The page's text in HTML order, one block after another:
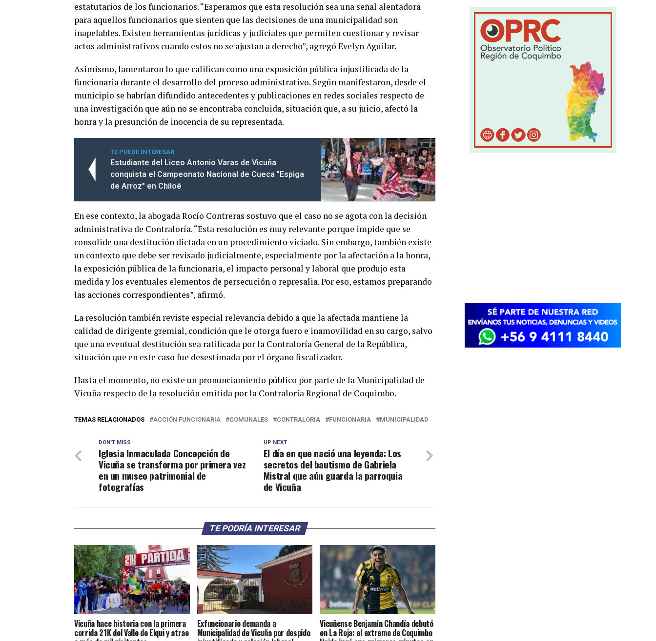
estatutarios de los funcionarios. “Esperamos que esta resolución sea una señal alentadora
para aquellos funcionarios que sienten que las decisiones de una municipalidad son
inapelables. Existen herramientas jurídicas y judiciales que permiten cuestionar y revisar
actos administrativos cuando estos no se ajustan a derecho”, agregó Evelyn Aguilar.
Asimismo, lamentaron lo que califican como una exposición pública injustificada de la
funcionaria durante el desarrollo del proceso administrativo. Según manifestaron, desde el
municipio se habrían difundido antecedentes y publicaciones en redes sociales respecto de
una investigación que aún no se encontraba concluida, situación que, a su juicio, afectó la
honra y la presunción de inocencia de su representada.
TE PUEDE INTERESAR
Estudiante del Liceo Antonio Varas de Vicuña
conquista el Campeonato Nacional de Cueca "Espiga
de Arroz" en Chiloé
En ese contexto, la abogada Rocío Contreras sostuvo que el caso no se agota con la decisión
administrativa de Contraloría. “Esta resolución es muy relevante porque impide que se
consolide una destitución dictada en un procedimiento viciado. Sin embargo, también existe
un contexto que debe ser revisado judicialmente, especialmente por la afectación a la honra,
la exposición pública de la funcionaria, el impacto personal y laboral que produjo esta
medida y los eventuales elementos de persecución o represalia. Por eso, estamos preparando
las acciones correspondientes”, afirmó.
La resolución también reviste especial relevancia debido a que la afectada mantiene la
calidad de dirigente gremial, condición que le otorga fuero e inamovilidad en su cargo, salvo
que una eventual destitución sea ratificada por la Contraloría General de la República,
situación que en este caso fue desestimada por el órgano fiscalizador.
Hasta el momento, no existe un pronunciamiento público por parte de la Municipalidad de
Vicuña respecto de la resolución emitida por la Contraloría Regional de Coquimbo.
TEMAS RELACIONADOS ACCIÓN FUNCIONARIA COMUNALES CONTRALORIA FUNCIONARIA MUNICIPALIDAD
UP NEXT
El día en que nació una leyenda: Los
secretos del bautismo de Gabriela
Mistral que aún guarda la parroquia
de Vicuña
DON'T MISS
Iglesia Inmaculada Concepción de
Vicuña se transforma por primera vez
en un museo patrimonial de
fotografías
TE PODRÍA INTERESAR
Vicuña hace historia con la primera
corrida 21K del Valle de Elqui y atrae
Exfuncionario demanda a
Municipalidad de Vicuña por despido
Vicuñense Benjamín Chandía debutó
en La Roja: el extremo de Coquimbo